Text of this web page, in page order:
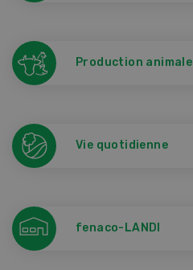
Production animale
Vie quotidienne
fenaco-LANDI